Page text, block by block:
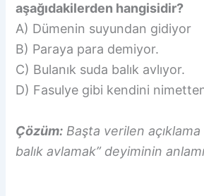
aşağıdakilerden hangisidir?
A) Dümenin suyundan gidiyor
B) Paraya para demiyor.
C) Bulanık suda balık avlıyor.
D) Fasulye gibi kendini
Çözüm: Başta verilen açıklama
balık avlamak” deyiminin